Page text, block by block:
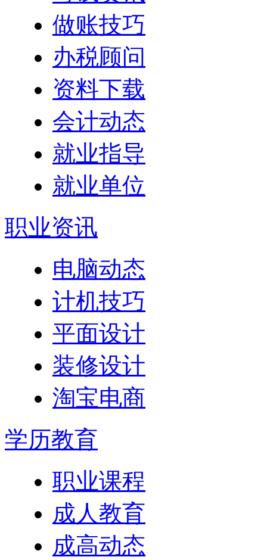
做账技巧
办税顾问
资料下载
会计动态
就业指导
就业单位
职业资讯
电脑动态
计机技巧
平面设计
装修设计
淘宝电商
学历教育
职业课程
成人教育
成高动态